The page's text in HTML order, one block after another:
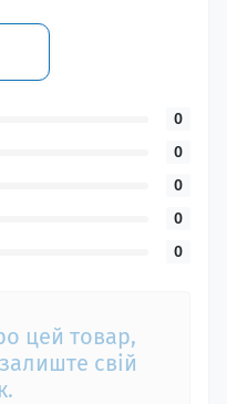
0
0
0
0
0
цей товар,
свій